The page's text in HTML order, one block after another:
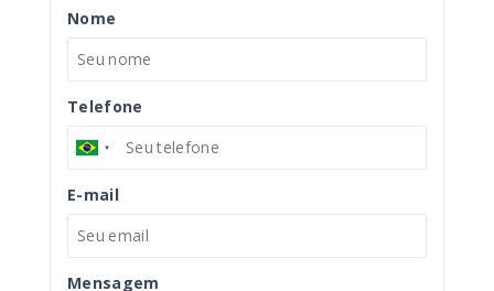
Nome
Telefone
E-mail
Mensagem